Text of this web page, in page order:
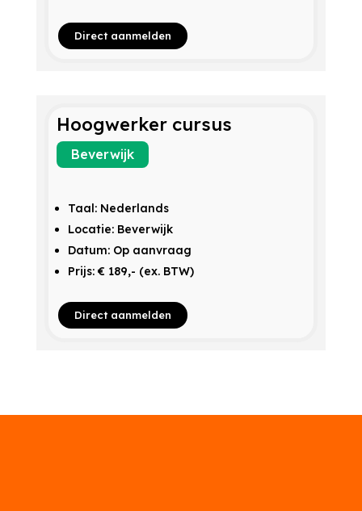
Direct aanmelden
Hoogwerker cursus
Beverwijk
Taal: Nederlands
Locatie: Beverwijk
Datum: Op aanvraag
Prijs: € 189,- (ex. BTW)
Direct aanmelden